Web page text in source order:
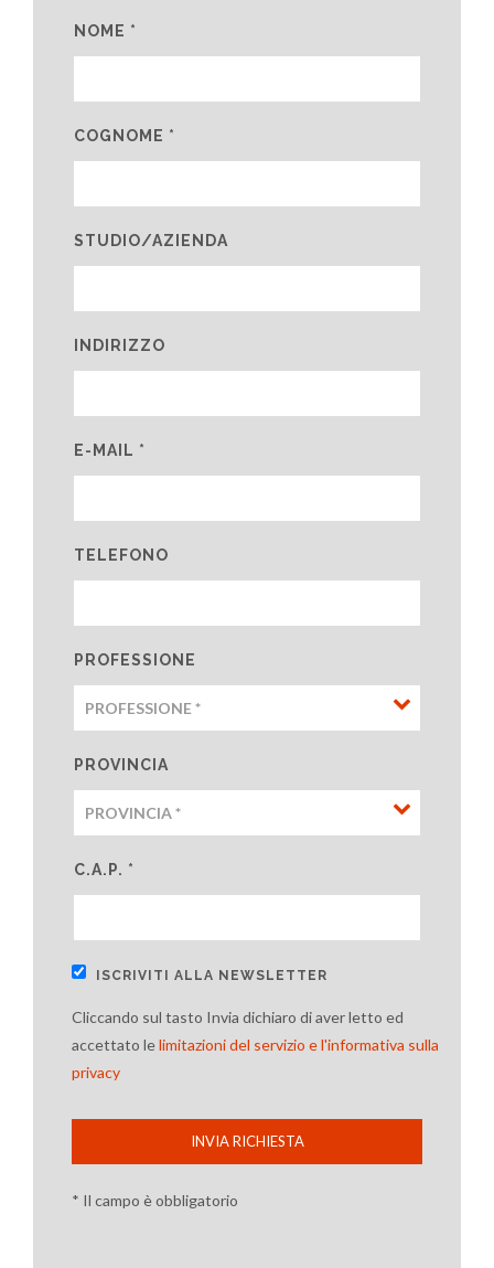
NOME *
COGNOME *
STUDIO/AZIENDA
INDIRIZZO
E-MAIL *
TELEFONO
PROFESSIONE
PROVINCIA
C.A.P. *
ISCRIVITI ALLA NEWSLETTER
Cliccando sul tasto Invia dichiaro di aver letto ed
accettato lelimitazioni del servizio e l'informativa sulla
privacy
INVIA RICHIESTA
* Il campo è obbligatorio